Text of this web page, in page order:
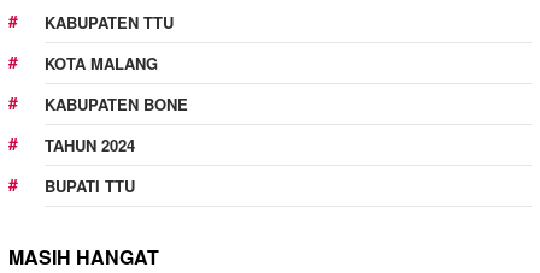
KABUPATEN TTU
KOTA MALANG
KABUPATEN BONE
TAHUN 2024
BUPATI TTU
MASIH HANGAT